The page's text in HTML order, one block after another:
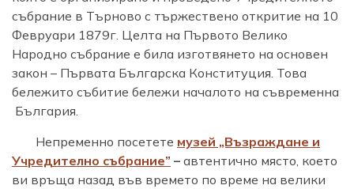
събрание в Търново с тържествено откритие на 10
Февруари 1879г. Целта на Първото Велико
Народно събрание е била изготвянето на основен
закон – Първата Българска Конституция. Това
бележито събитие бележи началото на съвременна
България.
Непременно посетете музей „Възраждане и
Учредително събрание” – автентично място, което
ви връща назад във времето по време на велики